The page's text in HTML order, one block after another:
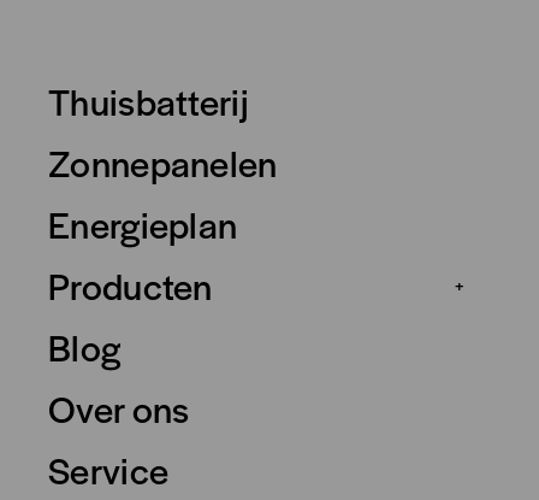
Thuisbatterij
Zonnepanelen
Energieplan
Producten
+
Blog
Over ons
Service